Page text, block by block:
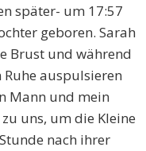
später- um 17:57
geboren. Sarah
Brust und während
auspulsieren
Mann und mein
uns, um die Kleine
nach ihrer